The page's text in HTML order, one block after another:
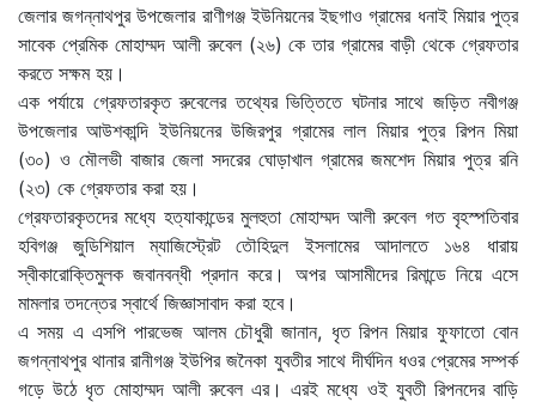
জেলার জগন্নাথপুর উপজেলার রাণীগঞ্জ ইউনিয়নের ইছগাও গ্রামের ধনাই মিয়ার পুত্র
সাবেক প্রেমিক মোহাম্মদ আলী রুবেল (২৬) কে তার গ্রামের বাড়ী থেকে গ্রেফতার
করতে সক্ষম হয়।
এক পর্যায়ে গ্রেফতারকৃত রুবেলের তথ্যের ভিত্তিতে ঘটনার সাথে জড়িত নবীগঞ্জ
উপজেলার আউশকান্দি ইউনিয়নের উজিরপুর গ্রামের লাল মিয়ার পুত্র রিপন মিয়া
(৩০) ও মৌলভী বাজার জেলা সদরের ঘোড়াখাল গ্রামের জমশেদ মিয়ার পুত্র রনি
(২৩) কে গ্রেফতার করা হয়।
গ্রেফতারকৃতদের মধ্যে হত্যাকান্ডের মুলহুতা মোহাম্মদ আলী রুবেল গত বৃহস্পতিবার
হবিগঞ্জ জুডিশিয়াল ম্যাজিস্ট্রেট তৌহিদুল ইসলামের আদালতে ১৬৪ ধারায়
স্বীকারোক্তিমুলক জবানবন্ধী প্রদান করে। অপর আসামীদের রিমান্ডে নিয়ে এসে
মামলার তদন্তের স্বার্থে জিজ্ঞাসাবাদ করা হবে।
এ সময় এ এসপি পারভেজ আলম চৌধুরী জানান, ধৃত রিপন মিয়ার ফুফাতো বোন
জগন্নাথপুর থানার রানীগঞ্জ ইউপির জনৈকা যুবতীর সাথে দীর্ঘদিন ধওর প্রেমের সম্পর্ক
গড়ে উঠে ধৃত মোহাম্মদ আলী রুবেল এর। এরই মধ্যে ওই যুবতী রিপনদের বাড়ি